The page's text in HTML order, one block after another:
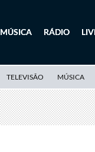
MÚSICA RÁDIO
TELEVISÃO MÚSICA